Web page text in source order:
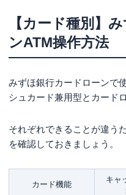
【カード種別】
ンATM操作方法
みずほ銀行カードローンで
シュカード兼用型とカード
それぞれできることが違う
を確認しておきましょう。
カード機能
キャ